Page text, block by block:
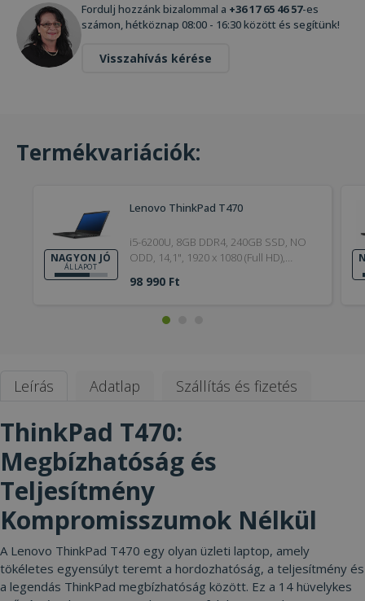
Fordulj hozzánk bizalommal a +36 17 65 46 57-es
számon, hétköznap 08:00 - 16:30 között és segítünk!
Visszahívás kérése
Termékvariációk:
NAGYON JÓ
ÁLLAPOT
Lenovo ThinkPad T470
i5-6200U, 8GB DDR4, 240GB SSD, NO
ODD, 14,1", 1920 x 1080 (Full HD),
Silver, 6. Generation, 2017, Nagyon jó
98 990 Ft
Leírás Adatlap Szállítás és fizetés
ThinkPad T470:
Megbízhatóság és
Teljesítmény
Kompromisszumok Nélkül
A Lenovo ThinkPad T470 egy olyan üzleti laptop, amely
tökéletes egyensúlyt teremt a hordozhatóság, a teljesítmény és
a legendás ThinkPad megbízhatóság között. Ez a 14 hüvelykes